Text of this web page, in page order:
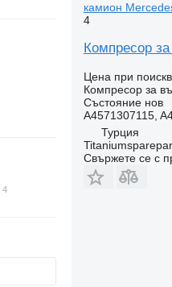
камион
4
Компресор
Цена при
Компресор за
Състояниенов
A4571307115,
Турция
Свържете се с